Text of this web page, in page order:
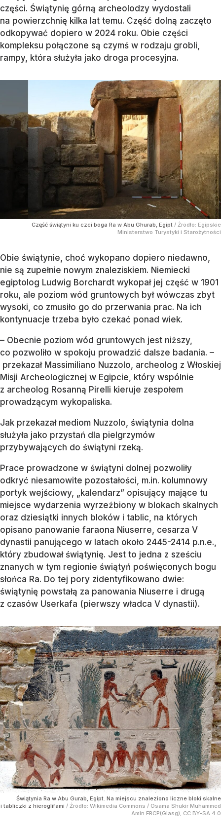
części. Świątynię górną archeolodzy wydostali
na powierzchnię kilka lat temu. Część dolną zaczęto
odkopywać dopiero w 2024 roku. Obie części
kompleksu połączone są czymś w rodzaju grobli,
rampy, która służyła jako droga procesyjna.
Część świątyni ku czci boga Ra w Abu Ghurab, Egipt / Źródło: Egipskie
Ministerstwo Turystyki i Starożytności
Obie świątynie, choć wykopano dopiero niedawno,
nie są zupełnie nowym znaleziskiem. Niemiecki
egiptolog Ludwig Borchardt wykopał jej część w 1901
roku, ale poziom wód gruntowych był wówczas zbyt
wysoki, co zmusiło go do przerwania prac. Na ich
kontynuacje trzeba było czekać ponad wiek.
– Obecnie poziom wód gruntowych jest niższy,
co pozwoliło w spokoju prowadzić dalsze badania. –
przekazał Massimiliano Nuzzolo, archeolog z Włoskiej
Misji Archeologicznej w Egipcie, który wspólnie
z archeolog Rosanną Pirelli kieruje zespołem
prowadzącym wykopaliska.
Jak przekazał mediom Nuzzolo, świątynia dolna
służyła jako przystań dla pielgrzymów
przybywających do świątyni rzeką.
Prace prowadzone w świątyni dolnej pozwoliły
odkryć niesamowite pozostałości, m.in. kolumnowy
portyk wejściowy, „kalendarz” opisujący mające tu
miejsce wydarzenia wyrzeźbiony w blokach skalnych
oraz dziesiątki innych bloków i tablic, na których
opisano panowanie faraona Niuserre, cesarza V
dynastii panującego w latach około 2445-2414 p.n.e.,
który zbudował świątynię. Jest to jedna z sześciu
znanych w tym regionie świątyń poświęconych bogu
słońca Ra. Do tej pory zidentyfikowano dwie:
świątynię powstałą za panowania Niuserre i drugą
z czasów Userkafa (pierwszy władca V dynastii).
Świątynia Ra w Abu Gurab, Egipt. Na miejscu znaleziono liczne bloki skalne
i tabliczki z hieroglifami / Źródło: Wikimedia Commons / Osama Shukir Muhammed
Amin FRCP(Glasg), CC BY-SA 4.0